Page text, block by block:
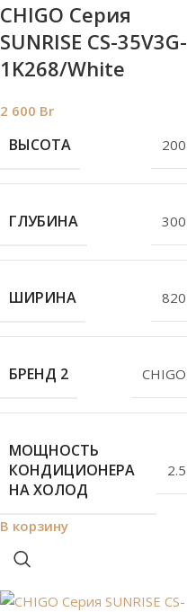
СHIGO Серия
SUNRISE CS-35V3G-
1K268/White
2 600 Br
ВЫСОТА 200
ГЛУБИНА 300
ШИРИНА 820
БРЕНД 2 СHIGO
МОЩНОСТЬ
КОНДИЦИОНЕРА
НА ХОЛОД
2.5
В корзину